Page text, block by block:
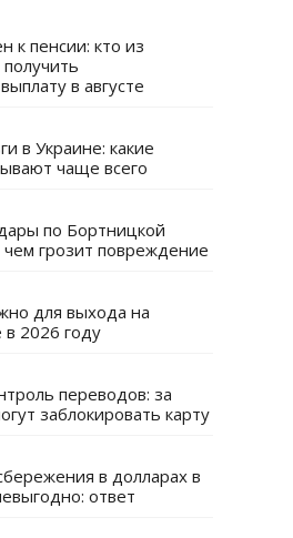
к пенсии: кто из
в августе
в Украине: какие
чаще всего
по Бортницкой
грозит повреждение
для выхода на
2026 году
переводов: за
заблокировать карту
в долларах в
ответ